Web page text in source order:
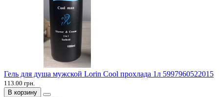
Гель для душа мужской Lorin Cool прохлада 1л 5997960522015
113.00 грн.
В корзину